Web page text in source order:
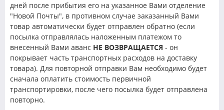
дней после прибытия его на указанное Вами отделение
"Новой Почты", в противном случае заказанный Вами
товар автоматически будет отправлен обратно (если
посылка отправлялась наложенным платежом то
внесенный Вами аванс НЕ ВОЗВРАЩАЕТСЯ - он
покрывает часть транспортных расходов на доставку
товара). Для повторной отправки Вам необходимо будет
сначала оплатить стоимость первичной
транспортировки, после чего посылка будет отправлена
повторно.